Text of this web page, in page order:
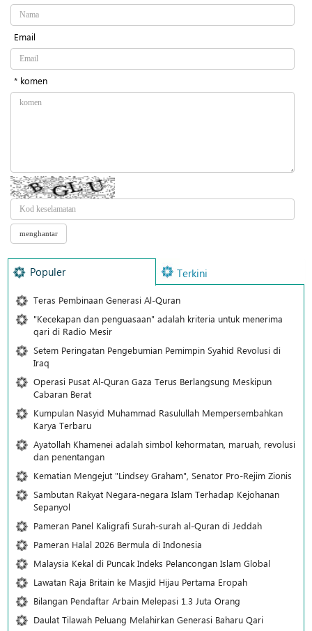
Email
* komen
Populer Terkini
Teras Pembinaan Generasi Al-Quran
"Kecekapan dan penguasaan" adalah kriteria untuk menerima
qari di Radio Mesir
Setem Peringatan Pengebumian Pemimpin Syahid Revolusi di
Iraq
Operasi Pusat Al-Quran Gaza Terus Berlangsung Meskipun
Cabaran Berat
Kumpulan Nasyid Muhammad Rasulullah Mempersembahkan
Karya Terbaru
Ayatollah Khamenei adalah simbol kehormatan, maruah, revolusi
dan penentangan
Kematian Mengejut "Lindsey Graham", Senator Pro-Rejim Zionis
Sambutan Rakyat Negara-negara Islam Terhadap Kejohanan
Sepanyol
Pameran Panel Kaligrafi Surah-surah al-Quran di Jeddah
Pameran Halal 2026 Bermula di Indonesia
Malaysia Kekal di Puncak Indeks Pelancongan Islam Global
Lawatan Raja Britain ke Masjid Hijau Pertama Eropah
Bilangan Pendaftar Arbain Melepasi 1.3 Juta Orang
Daulat Tilawah Peluang Melahirkan Generasi Baharu Qari